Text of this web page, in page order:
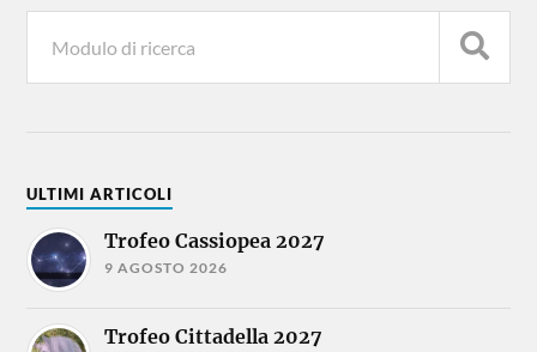
ULTIMI ARTICOLI
Trofeo Cassiopea 2027
9 AGOSTO 2026
Trofeo Cittadella 2027